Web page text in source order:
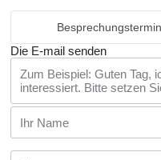
Die E-mail senden